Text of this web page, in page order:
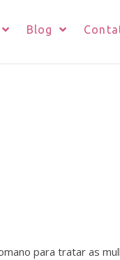
Blog
para tratar as